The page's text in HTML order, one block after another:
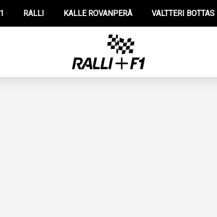
RALLI KALLE ROVANPERÄ VALTTERI BOTTAS